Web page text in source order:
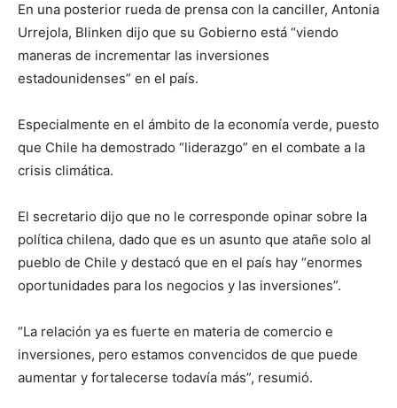
En una posterior rueda de prensa con la canciller, Antonia
Urrejola, Blinken dijo que su Gobierno está “viendo
maneras de incrementar las inversiones
estadounidenses” en el país.
Especialmente en el ámbito de la economía verde, puesto
que Chile ha demostrado “liderazgo” en el combate a la
crisis climática.
El secretario dijo que no le corresponde opinar sobre la
política chilena, dado que es un asunto que atañe solo al
pueblo de Chile y destacó que en el país hay “enormes
oportunidades para los negocios y las inversiones”.
“La relación ya es fuerte en materia de comercio e
inversiones, pero estamos convencidos de que puede
aumentar y fortalecerse todavía más”, resumió.